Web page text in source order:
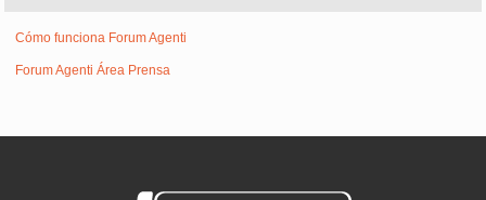
Cómo funciona Forum Agenti
Forum Agenti Área Prensa